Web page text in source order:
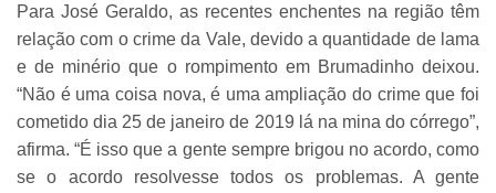
Para José Geraldo, as recentes enchentes na região têm
relação com o crime da Vale, devido a quantidade de lama
e de minério que o rompimento em Brumadinho deixou.
“Não é uma coisa nova, é uma ampliação do crime que foi
cometido dia 25 de janeiro de 2019 lá na mina do córrego”,
afirma. “É isso que a gente sempre brigou no acordo, como
se o acordo resolvesse todos os problemas. A gente